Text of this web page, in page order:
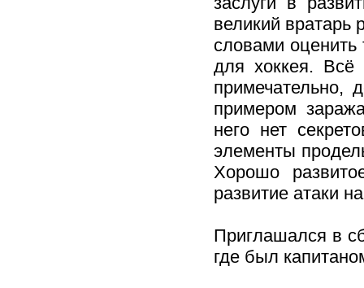
великий вратарь
словами оценить
для хоккея. Всё
примечательно,
примером
него нет
элементы
Хорошо
развитие атаки
Приглашался в
где был